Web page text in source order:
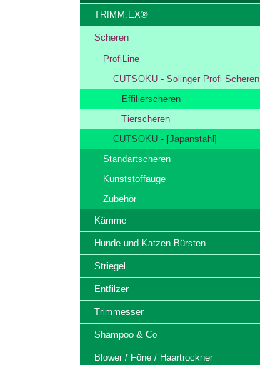
TRIMM.EX®
Scheren
ProfiLine
CUTSOKU - Solinger Profi Scheren
Effilierscheren
Tierscheren
CUTSOKU - [Japanstahl]
Standartscheren
Kunststoffauge
Zubehör
Kämme
Hunde und Katzen-Bürsten
Striegel
Entfilzer
Trimmesser
Shampoo & Co
Blower / Föne / Haartrockner